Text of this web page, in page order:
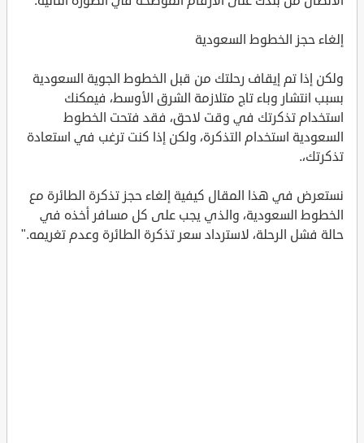
إلغاء حجز الخطوط السعودية
ولكن إذا تم إيقاف رحلتك من قبل الخطوط الجوية السعودية
بسبب انتشار وباء تاج متلازمة الشرق الأوسط، فيمكنك
استخدام تذكرتك في وقت لاحق، فقد فتحت الخطوط
السعودية استخدام التذكرة، ولكن إذا كنت ترغب في استعادة
تذكرتك،.
نستعرض في هذا المقال كيفية إلغاء حجز تذكرة الطائرة مع
الخطوط السعودية، والذي يجب على كل مسافر أخذه في
حالة فشل الرحلة، لاسترداد سعر تذكرة الطائرة وعدم تغريمه."